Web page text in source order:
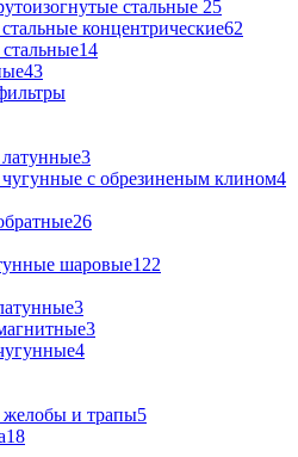
стальные 25
концентрические62
14
43
3
с обрезиненым клином4
26
шаровые122
3
3
4
и трапы5
18